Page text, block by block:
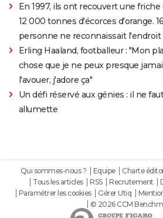
En 1997, ils ont recouvert une friche
12 000 tonnes d'écorces d'orange.
personne ne reconnaissait l'endroit
Erling Haaland, footballeur : "Mon
chose que je ne peux presque
l'avouer, j'adore ça"
Un défi réservé aux génies : il ne
allumette
Qui sommes-nous ? Equipe Charte
Tous les articles
RSS Recrutement
Paramétrer les cookies
Gérer Utiq
© 2026 CCM